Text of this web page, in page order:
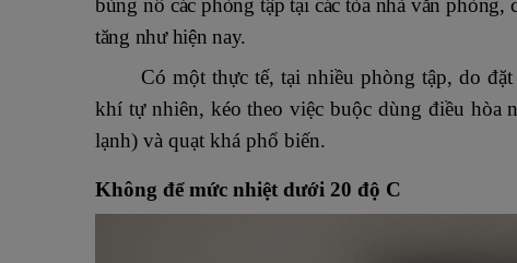
bùng nổ các phòng tập tại các tòa nhà văn
tăng như hiện nay.
Có một thực tế, tại nhiều phòng tập, do đặt
khí tự nhiên, kéo theo việc buộc dùng điều
lạnh) và quạt khá phổ biến.
Không để mức nhiệt dưới 20 độ C